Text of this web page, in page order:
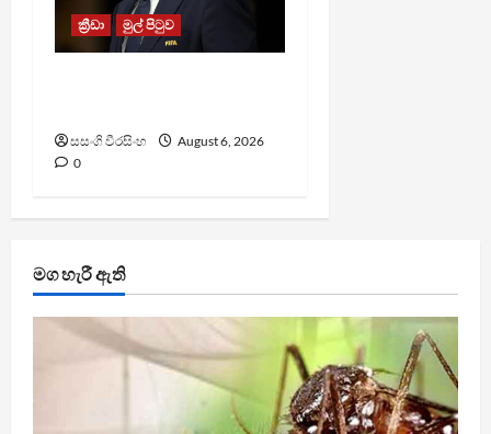
ක්‍රීඩා මුල් පිටුව
සසංගි වීරසිංහ
August 6, 2026
0
මග හැරී ඇති